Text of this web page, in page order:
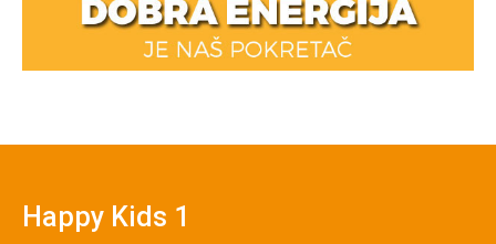
Happy Kids 1